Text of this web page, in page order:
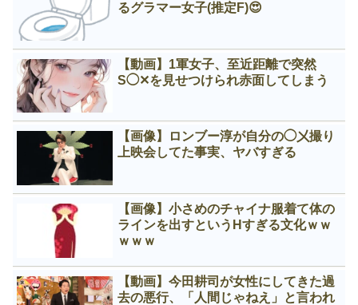
るグラマー女子(推定F)😍
【動画】1軍女子、至近距離で突然
S◯✕を見せつけられ赤面してしまう
【画像】ロンブー淳が自分の◯㐅撮り
上映会してた事実、ヤバすぎる
【画像】小さめのチャイナ服着て体の
ラインを出すというНすぎる文化ｗｗ
ｗｗｗ
【動画】今田耕司が女性にしてきた過
去の悪行、「人間じゃねえ」と言われ